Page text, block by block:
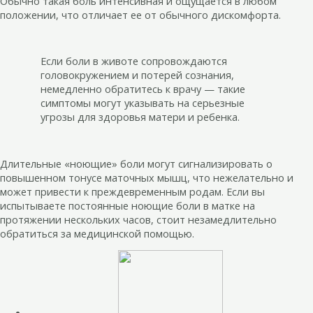
положении, что отличает ее от обычного дискомфорта.
Если боли в животе сопровождаются
головокружением и потерей сознания,
немедленно обратитесь к врачу — такие
симптомы могут указывать на серьезные
угрозы для здоровья матери и ребенка.
Длительные «ноющие» боли могут сигнализировать о
повышенном тонусе маточных мышц, что нежелательно и
может привести к преждевременным родам. Если вы
испытываете постоянные ноющие боли в матке на
протяжении нескольких часов, стоит незамедлительно
обратиться за медицинской помощью.